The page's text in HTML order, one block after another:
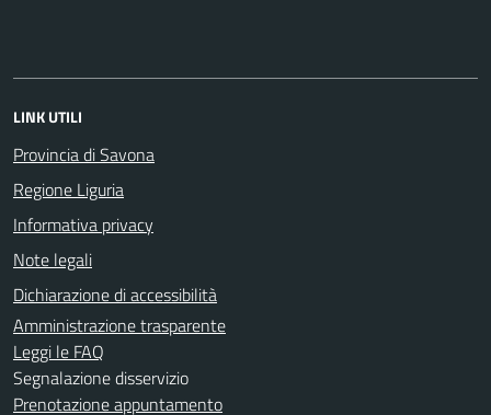
LINK UTILI
Provincia di Savona
Regione Liguria
Informativa privacy
Note legali
Dichiarazione di accessibilità
Amministrazione trasparente
Leggi le FAQ
Segnalazione disservizio
Prenotazione appuntamento